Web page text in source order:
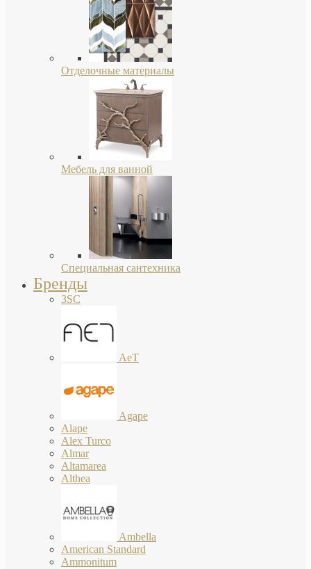
Отделочные материалы
Мебель для ванной
Специальная сантехника
Бренды
3SC
AeT
Agape
Alape
Alex Turco
Almar
Altamarea
Althea
Ambella
American Standard
Ammonitum